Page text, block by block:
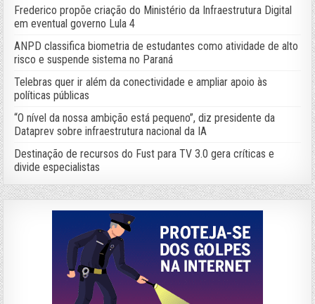
Frederico propõe criação do Ministério da Infraestrutura Digital
em eventual governo Lula 4
ANPD classifica biometria de estudantes como atividade de alto
risco e suspende sistema no Paraná
Telebras quer ir além da conectividade e ampliar apoio às
políticas públicas
“O nível da nossa ambição está pequeno”, diz presidente da
Dataprev sobre infraestrutura nacional da IA
Destinação de recursos do Fust para TV 3.0 gera críticas e
divide especialistas